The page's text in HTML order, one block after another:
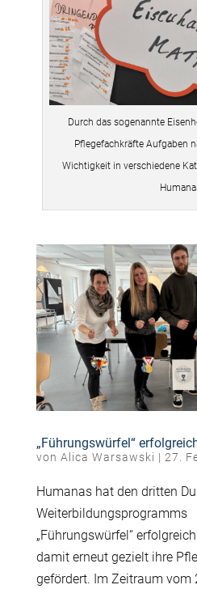
Durch das sogenannte
Pflegefachkräfte Aufgaben
Wichtigkeit in verschiedene
„Führungswürfel“
von Alica Warsawski | 27.
Humanas hat den dritten
Weiterbildungsprogramms
„Führungswürfel“
damit erneut gezielt ihre
gefördert. Im Zeitraum vom